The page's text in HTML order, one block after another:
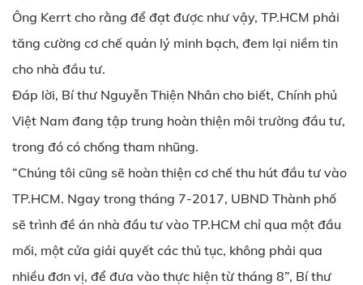
Ông Kerrt cho rằng để đạt được như vậy, TP.HCM phải
tăng cường cơ chế quản lý minh bạch, đem lại niềm tin
cho nhà đầu tư.
Đáp lời, Bí thư Nguyễn Thiện Nhân cho biết, Chính phủ
Việt Nam đang tập trung hoàn thiện môi trường đầu tư,
trong đó có chống tham nhũng.
“Chúng tôi cũng sẽ hoàn thiện cơ chế thu hút đầu tư vào
TP.HCM. Ngay trong tháng 7-2017, UBND Thành phố
sẽ trình đề án nhà đầu tư vào TP.HCM chỉ qua một đầu
mối, một cửa giải quyết các thủ tục, không phải qua
nhiều đơn vị, để đưa vào thực hiện từ tháng 8”, Bí thư